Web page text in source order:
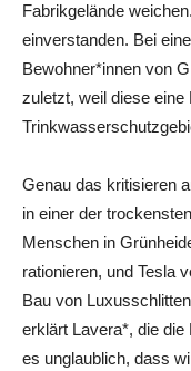
Fabrikgelände
einverstanden. Bei
Bewohner*innen von
zuletzt, weil diese eine
Genau das kritisieren
in einer der
Menschen in
rationieren, und Tesla
Bau von
erklärt Lavera*, die die
es unglaublich, dass